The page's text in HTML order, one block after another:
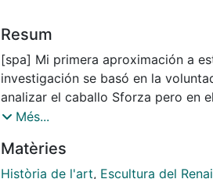
Resum
[spa] Mi primera aproximación a este trabajo de
investigación se basó en la
analizar el caballo Sforza pero en
investigación descubrí otros dos
pudieron llevarse finalmente a
optar por el título de I Cavalli. A
Més...
Matèries
Història de l'art, Escultura del